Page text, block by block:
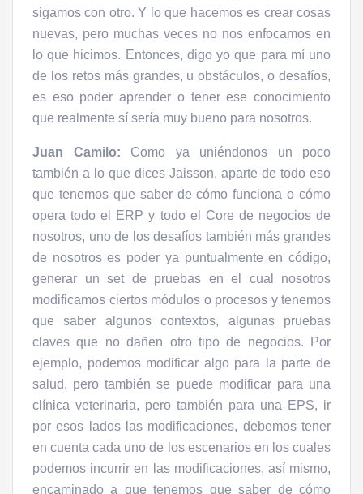
sigamos con otro. Y lo que hacemos es crear cosas
nuevas, pero muchas veces no nos enfocamos en
lo que hicimos. Entonces, digo yo que para mí uno
de los retos más grandes, u obstáculos, o desafíos,
es eso poder aprender o tener ese conocimiento
que realmente sí sería muy bueno para nosotros.
Juan Camilo: Como ya uniéndonos un poco
también a lo que dices Jaisson, aparte de todo eso
que tenemos que saber de cómo funciona o cómo
opera todo el ERP y todo el Core de negocios de
nosotros, uno de los desafíos también más grandes
de nosotros es poder ya puntualmente en código,
generar un set de pruebas en el cual nosotros
modificamos ciertos módulos o procesos y tenemos
que saber algunos contextos, algunas pruebas
claves que no dañen otro tipo de negocios. Por
ejemplo, podemos modificar algo para la parte de
salud, pero también se puede modificar para una
clínica veterinaria, pero también para una EPS, ir
por esos lados las modificaciones, debemos tener
en cuenta cada uno de los escenarios en los cuales
podemos incurrir en las modificaciones, así mismo,
encaminado a que tenemos que saber de cómo